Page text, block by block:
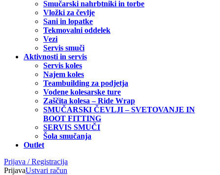
Smučarski nahrbtniki in torbe
Vložki za čevlje
Sani in lopatke
Tekmovalni oddelek
Vezi
Servis smuči
Aktivnosti in servis
Servis koles
Najem koles
Teambuilding za podjetja
Vodene kolesarske ture
Zaščita kolesa – Ride Wrap
SMUČARSKI ČEVLJI – SVETOVANJE IN
BOOT FITTING
SERVIS SMUČI
Šola smučanja
Outlet
Prijava / Registracija
PrijavaUstvari račun